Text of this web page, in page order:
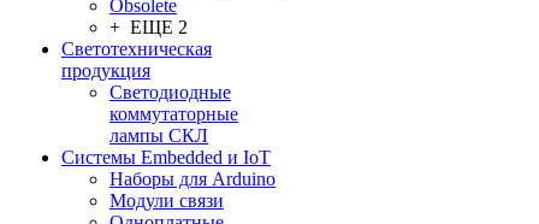
Obsolete
+ ЕЩЕ 2
Светотехническая
продукция
Светодиодные
коммутаторные
лампы СКЛ
Системы Embedded и IoT
Наборы для Arduino
Модули связи